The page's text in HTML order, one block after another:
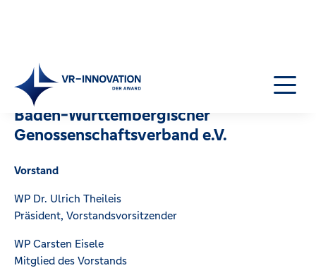
Startseite
Nominierte
Preisträger
Teilnehmen
Impressum
Baden-Württembergischer
Genossenschaftsverband e.V.
Vorstand
WP Dr. Ulrich Theileis
Präsident, Vorstandsvorsitzender
WP Carsten Eisele
Mitglied des Vorstands